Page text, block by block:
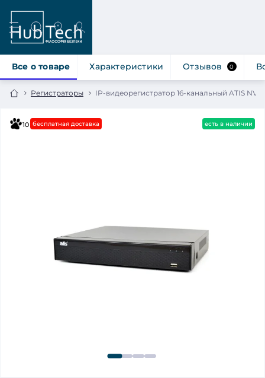
Регистраторы IP-видеорегистратор 16-канальный ATIS
Все о товаре Характеристики Отзывов 0
10 бесплатная доставка есть в наличии